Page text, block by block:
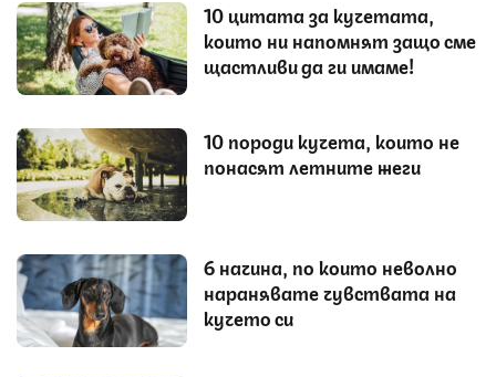
10 цитата за кучетата,
които ни напомнят защо сме
щастливи да ги имаме!
10 породи кучета, които не
понасят летните жеги
6 начина, по които неволно
наранявате чувствата на
кучето си